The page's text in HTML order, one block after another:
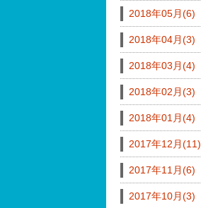
2018年05月(6)
2018年04月(3)
2018年03月(4)
2018年02月(3)
2018年01月(4)
2017年12月(11)
2017年11月(6)
2017年10月(3)